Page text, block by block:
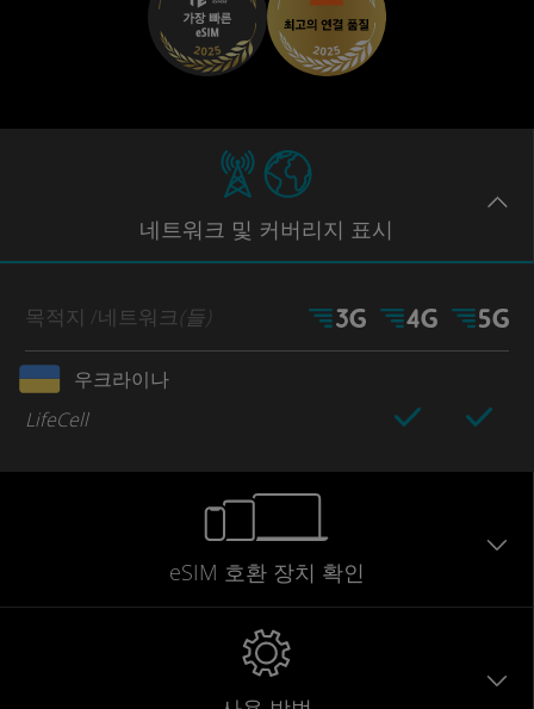
네트워크 및 커버리지 표시
목적지 /네트워크(들)
우크라이나
LifeCell
eSIM 호환 장치 확인